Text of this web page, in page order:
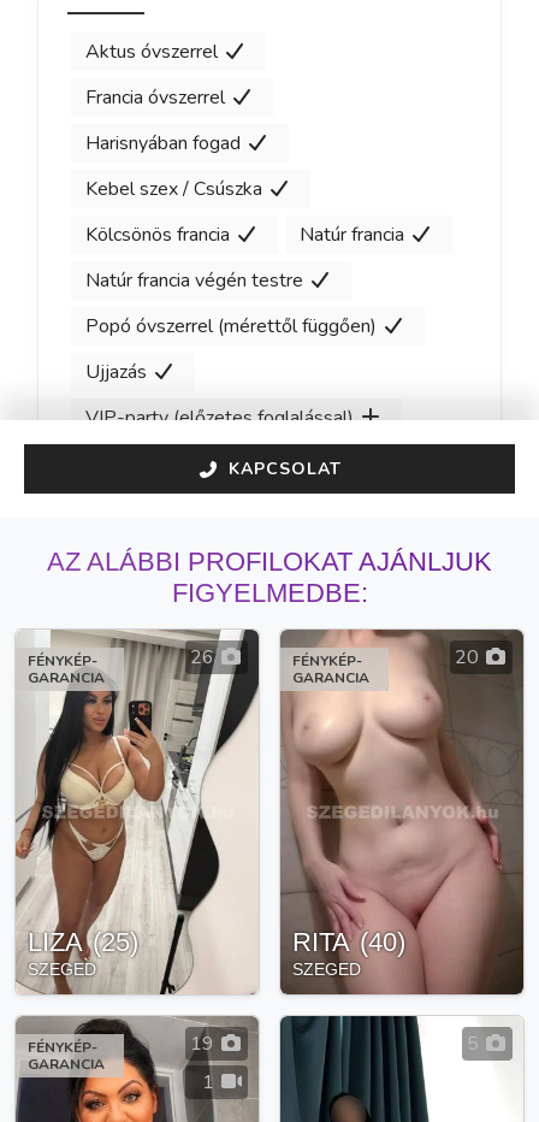
Aktus óvszerrel
Francia óvszerrel
Harisnyában fogad
Kebel szex / Csúszka
Kölcsönös francia
Natúr francia
Natúr francia végén testre
Popó óvszerrel (mérettől függően)
Ujjazás
VIP-party (előzetes foglalással)
KAPCSOLAT
AZ ALÁBBI PROFILOKAT AJÁNLJUK
FIGYELMEDBE:
FÉNYKÉP-
GARANCIA
26
LIZA (25)
SZEGED
FÉNYKÉP-
GARANCIA
20
RITA (40)
SZEGED
FÉNYKÉP-
GARANCIA
19
1
5